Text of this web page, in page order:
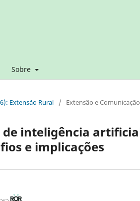
Sobre
Extensão Rural / Extensão e
inteligência
e implicações